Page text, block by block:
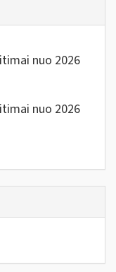
nuo 2026
nuo 2026